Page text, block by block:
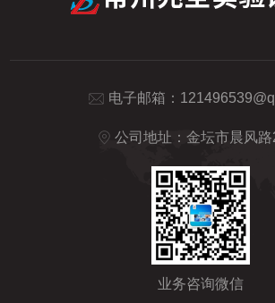
电子邮箱：
公司地址：金坛市晨风
业务咨询微信